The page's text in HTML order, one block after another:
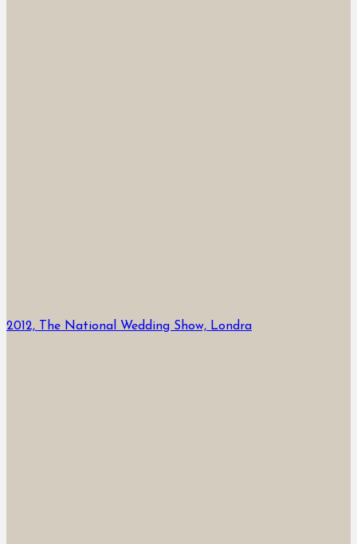
2012, The National Wedding Show, Londra